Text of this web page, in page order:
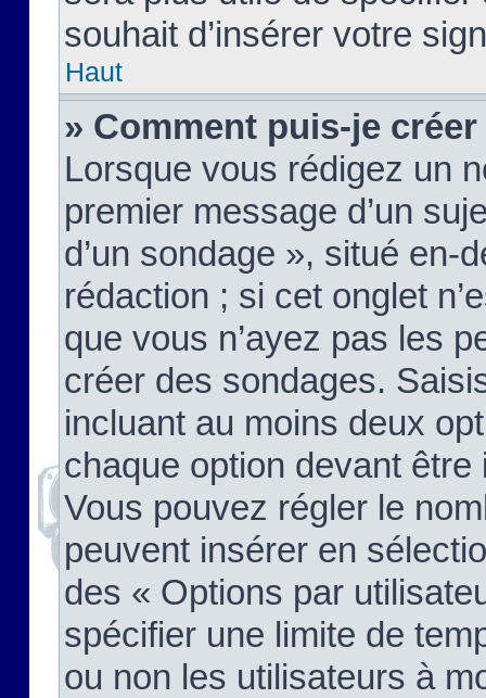
souhait d’insérer votre
Haut
» Comment puis-je
Lorsque vous rédigez un
premier message d’un
d’un sondage », situé en-
rédaction ; si cet onglet
que vous n’ayez pas les
créer des sondages.
incluant au moins deux
chaque option devant
Vous pouvez régler le
peuvent insérer en
des « Options par
spécifier une limite de
ou non les utilisateurs à